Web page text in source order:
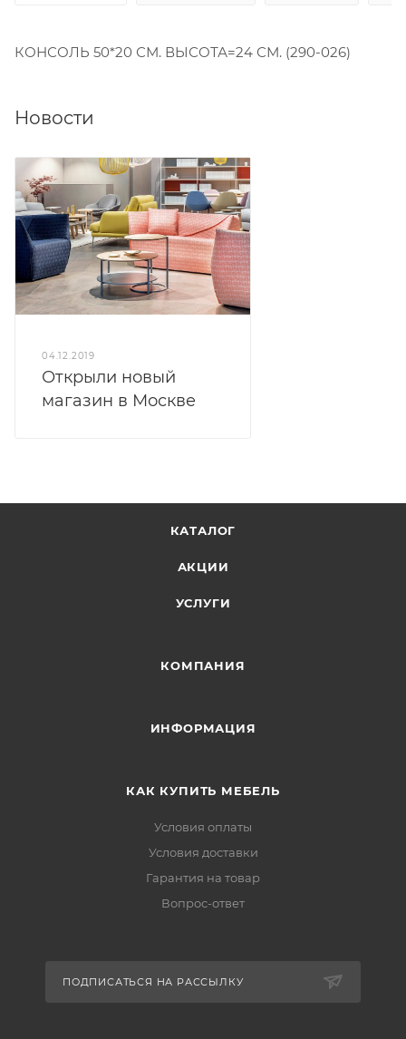
КОНСОЛЬ 50*20 СМ. ВЫСОТА=24 СМ. (290-026)
Новости
04.12.2019
Открыли новый
магазин в Москве
КАТАЛОГ
АКЦИИ
УСЛУГИ
КОМПАНИЯ
ИНФОРМАЦИЯ
КАК КУПИТЬ МЕБЕЛЬ
Условия оплаты
Условия доставки
Гарантия на товар
Вопрос-ответ
ПОДПИСАТЬСЯ НА РАССЫЛКУ